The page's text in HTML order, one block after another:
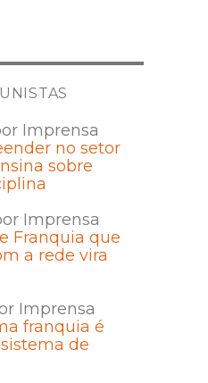
Imprensa
no setor
sobre
Imprensa
Franquia que
a rede vira
Imprensa
franquia é
de